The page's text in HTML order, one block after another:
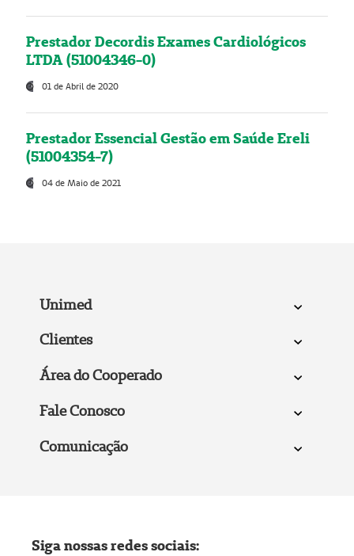
Prestador Decordis Exames Cardiológicos
LTDA (51004346-0)
01 de Abril de 2020
Prestador Essencial Gestão em Saúde Ereli
(51004354-7)
04 de Maio de 2021
Unimed
Clientes
Área do Cooperado
Fale Conosco
Comunicação
Siga nossas redes sociais: